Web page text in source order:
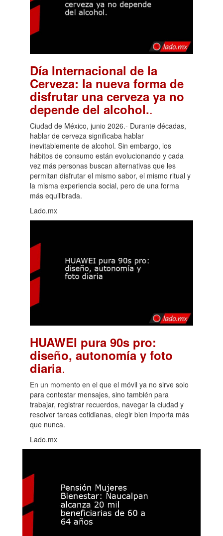
Día Internacional de la
Cerveza: la nueva forma de
disfrutar una cerveza ya no
depende del alcohol..
Ciudad de México, junio 2026.- Durante décadas,
hablar de cerveza significaba hablar
inevitablemente de alcohol. Sin embargo, los
hábitos de consumo están evolucionando y cada
vez más personas buscan alternativas que les
permitan disfrutar el mismo sabor, el mismo ritual y
la misma experiencia social, pero de una forma
más equilibrada.
Lado.mx
HUAWEI pura 90s pro:
diseño, autonomía y foto
diaria.
En un momento en el que el móvil ya no sirve solo
para contestar mensajes, sino también para
trabajar, registrar recuerdos, navegar la ciudad y
resolver tareas cotidianas, elegir bien importa más
que nunca.
Lado.mx